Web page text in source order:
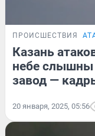
ПРОИСШЕСТВИЯ
Казань
небе слышны
завод —
20 января, 2025, 05:56